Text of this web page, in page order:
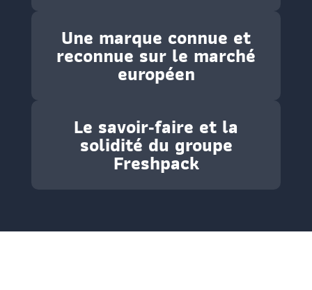
Une marque connue et
reconnue sur le marché
européen
Le savoir‑faire et la
solidité du groupe
Freshpack